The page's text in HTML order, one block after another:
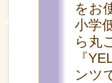
をお
小学
ら丸
『
ンツ